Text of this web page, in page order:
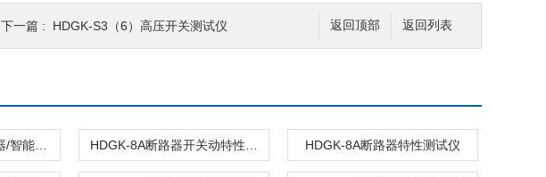
返回列表
返回顶部
下一篇 : HDGK-S3（6）高压开关测试仪
HDGK-8A断路器特性测试仪